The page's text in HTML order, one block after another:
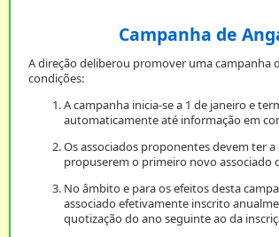
Campanha de
A direção deliberou promover uma campanha
condições:
A campanha inicia-se a 1 de janeiro e
automaticamente até informação em
Os associados proponentes devem ter
propuserem o primeiro novo associado
No âmbito e para os efeitos desta
associado efetivamente inscrito
quotização do ano seguinte ao da